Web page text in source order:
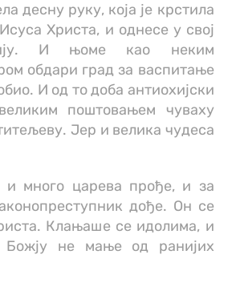
десну руку, која је крстила
Христа, и однесе у свој
И њоме као неким
обдари град за васпитање
И од то доба антиохијски
поштовањем чуваху
Јер и велика чудеса
и много царева прође, и за
дође. Он се
Клањаше се идолима, и
не мање од ранијих